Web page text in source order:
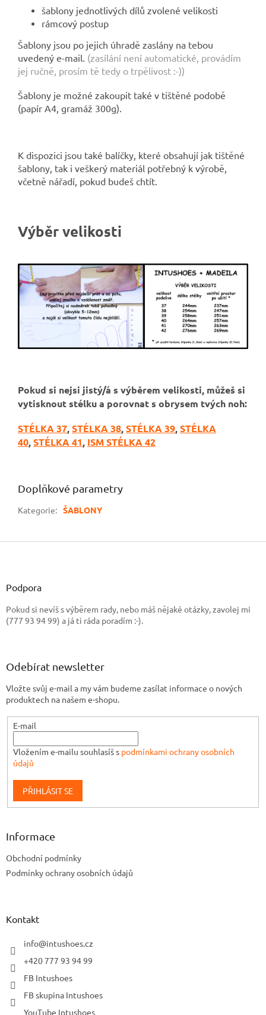
šablony jednotlivých dílů zvolené velikosti
rámcový postup
Šablony jsou po jejich úhradě zaslány na tebou
uvedený e-mail. (zasílání není automatické, provádím
jej ručně, prosím tě tedy o trpělivost :-))
Šablony je možné zakoupit také v tištěné podobě
(papír A4, gramáž 300g).
K dispozici jsou také balíčky, které obsahují jak tištěné
šablony, tak i veškerý materiál potřebný k výrobě,
včetně nářadí, pokud budeš chtít.
Výběr velikosti
Pokud si nejsi jistý/á s výběrem velikosti, můžeš si
vytisknout stélku a porovnat s obrysem tvých noh:
STÉLKA 37,STÉLKA 38,STÉLKA 39,STÉLKA
40,STÉLKA 41, ISM STÉLKA 42
Doplňkové parametry
Kategorie: ŠABLONY
Z
Podpora
Pokud si nevíš s výběrem rady, nebo máš nějaké otázky, zavolej mi
(777 93 94 99) a já ti ráda poradím :-).
Odebírat newsletter
Vložte svůj e-mail a my vám budeme zasílat informace o nových
produktech na našem e-shopu.
E-mail
Vložením e-mailu souhlasíš s podmínkami ochrany osobních
údajů
PŘIHLÁSIT SE
Informace
Obchodní podmínky
Podmínky ochrany osobních údajů
Kontakt
info@intushoes.cz
+420 777 93 94 99
FB Intushoes
FB skupina Intushoes
YouTube Intushoes